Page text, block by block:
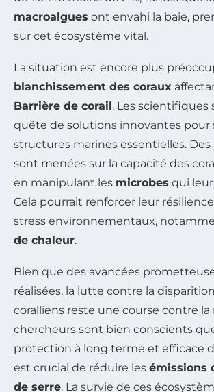
macroalgues ont envahi la baie,
sur cet écosystème vital.
La situation est encore plus
blanchissement des coraux
Barrière de corail. Les scientifiques
quête de solutions innovantes pour
structures marines essentielles.
sont menées sur la capacité des
en manipulant les microbes qui leur
Cela pourrait renforcer leur
stress environnementaux,
de chaleur.
Bien que des avancées
réalisées, la lutte contre la
coralliens reste une course contre la
chercheurs sont bien conscients
protection à long terme et efficace
est crucial de réduire les émissions
de serre. La survie de ces